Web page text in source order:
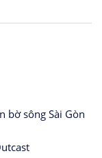
bờ sông Sài Gòn